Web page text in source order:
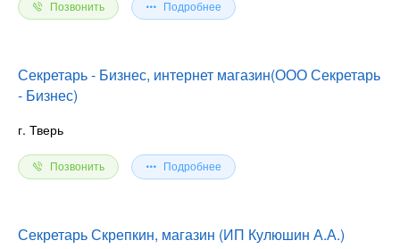
Позвонить Подробнее
Секретарь - Бизнес, интернет магазин(ООО Секретарь
- Бизнес)
г. Тверь
Позвонить Подробнее
Секретарь Скрепкин, магазин (ИП Кулюшин А.А.)